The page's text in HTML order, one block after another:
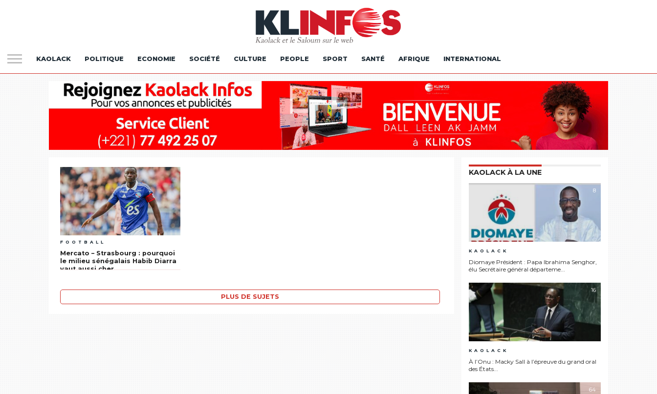
KAOLACK POLITIQUE ECONOMIE SOCIÉTÉ CULTURE PEOPLE SPORT SANTÉ AFRIQUE INTERNATIONAL
FOOTBALL
Mercato – Strasbourg : pourquoi
le milieu sénégalais Habib Diarra
vaut aussi cher
PLUS DE SUJETS
KAOLACK À LA UNE
8
KAOLACK
Diomaye Président : Papa Ibrahima Senghor,
élu Secrétaire général départeme...
16
KAOLACK
À l’Onu : Macky Sall à l’épreuve du grand oral
des États...
64